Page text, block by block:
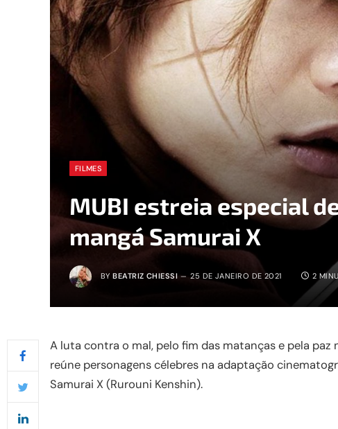
FILMES
MUBI estreia especial
mangá Samurai X
BY BEATRIZ CHIESSI 25 DE JANEIRO DE 2021 2
A luta contra o mal, pelo fim das matanças e pela paz
reúne personagens célebres na adaptação
Samurai X (Rurouni Kenshin).